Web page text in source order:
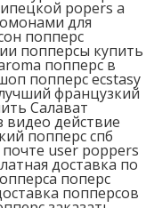
popers a
для
попперс
попперсы купить
попперс в
попперс ecstasy
французкий
Салават
действие
попперс спб
user poppers
доставка по
поперс
попперсов